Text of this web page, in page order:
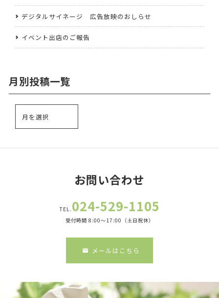
デジタルサイネージ 広告放映のおしらせ
イベント出店のご報告
月別投稿一覧
お問い合わせ
TEL. 024-529-1105
受付時間 8:00～17:00（土日祝休）
メールはこちら